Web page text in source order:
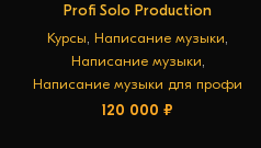
В КОРЗИНУ
Profi Solo Production
Курсы, Написание музыки,
Написание музыки,
Написание музыки для профи
120 000₽